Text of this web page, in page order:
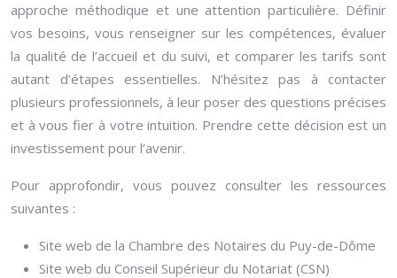
approche méthodique et une attention particulière. Définir
vos besoins, vous renseigner sur les compétences, évaluer
la qualité de l’accueil et du suivi, et comparer les tarifs sont
autant d’étapes essentielles. N’hésitez pas à contacter
plusieurs professionnels, à leur poser des questions précises
et à vous fier à votre intuition. Prendre cette décision est un
investissement pour l’avenir.
Pour approfondir, vous pouvez consulter les ressources
suivantes :
Site web de la Chambre des Notaires du Puy-de-Dôme
Site web du Conseil Supérieur du Notariat (CSN)